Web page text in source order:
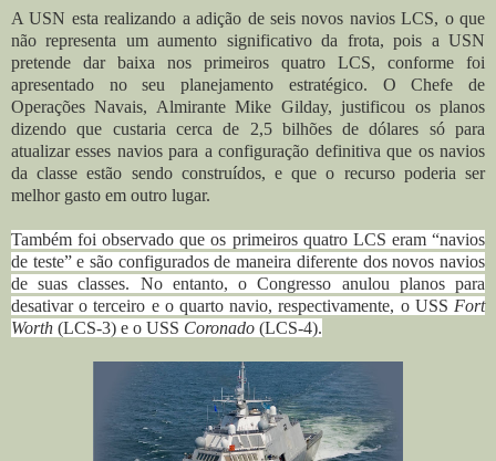
A USN esta realizando a adição de seis novos navios LCS, o que
não representa um aumento significativo da frota, pois a USN
pretende dar baixa nos primeiros quatro LCS, conforme foi
apresentado no seu planejamento estratégico. O Chefe de
Operações Navais, Almirante Mike Gilday, justificou os planos
dizendo que custaria cerca de 2,5 bilhões de dólares só para
atualizar esses navios para a configuração definitiva que os navios
da classe estão sendo construídos, e que o recurso poderia ser
melhor gasto em outro lugar.
Também foi observado que os primeiros quatro LCS eram “navios
de teste” e são configurados de maneira diferente dos novos navios
de suas classes. No entanto, o Congresso anulou planos para
desativar o terceiro e o quarto navio, respectivamente, o USS Fort
Worth (LCS-3) e o USS Coronado (LCS-4).